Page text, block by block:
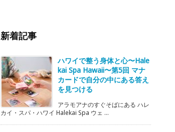
新着記事
ハワイで整う身体と心〜Hale
kai Spa Hawaii〜第5回 マナ
カードで自分の中にある答え
を見つける
アラモアナのすぐそばにある ハレ
カイ・スパ・ハワイ Halekai Spa ウェ ...